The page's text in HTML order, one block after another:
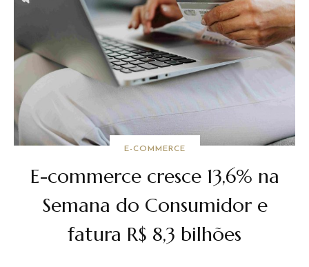
E-COMMERCE
E-commerce cresce 13,6% na
Semana do Consumidor e
fatura R$ 8,3 bilhões